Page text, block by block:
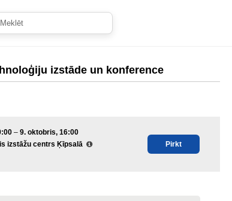
izstāde un konference
– 9. oktobris, 16:00
izstāžu centrs Ķīpsalā
Pirkt